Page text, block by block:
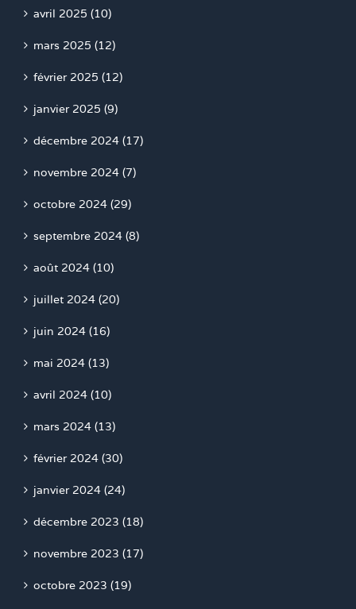
avril 2025 (10)
mars 2025 (12)
février 2025 (12)
janvier 2025 (9)
décembre 2024 (17)
novembre 2024 (7)
octobre 2024 (29)
septembre 2024 (8)
août 2024 (10)
juillet 2024 (20)
juin 2024 (16)
mai 2024 (13)
avril 2024 (10)
mars 2024 (13)
février 2024 (30)
janvier 2024 (24)
décembre 2023 (18)
novembre 2023 (17)
octobre 2023 (19)